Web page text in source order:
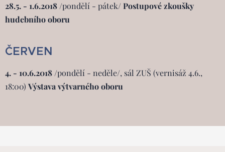
28.5. - 1.6.2018 /pondělí - pátek/Postupové zkoušky
hudebního oboru
ČERVEN
4. - 10.6.2018 /pondělí - neděle/, sál ZUŠ (vernisáž 4.6.,
18:00) Výstava výtvarného oboru